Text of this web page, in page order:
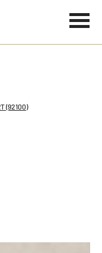
(92100)